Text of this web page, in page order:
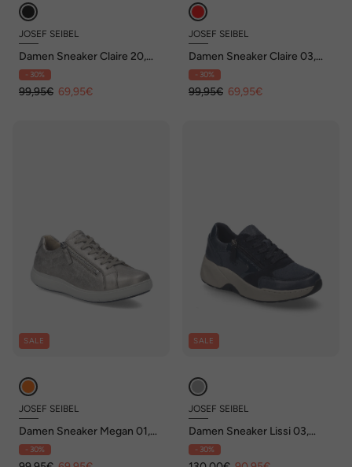
JOSEF SEIBEL
Damen Sneaker Claire 20,
schwarz
- 30%
99,95€ 69,95€
JOSEF SEIBEL
Damen Sneaker Claire 03,
hibiscus
- 30%
99,95€ 69,95€
SALE
JOSEF SEIBEL
Damen Sneaker Megan 01,
champagner
- 30%
SALE
JOSEF SEIBEL
Damen Sneaker Lissi 03,
dunkelblau
- 30%